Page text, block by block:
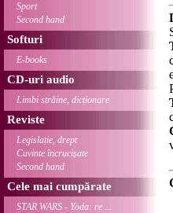
Sport
Second hand
Softuri
E-books
CD-uri audio
Limbi străine, dicționare
Reviste
Legislație, drept
Cuvinte încrucișate
Second hand
Cele mai cumpărate
STAR WARS - Yoda: re ...